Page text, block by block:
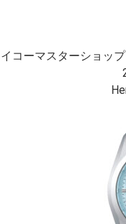
コーマスターショッ